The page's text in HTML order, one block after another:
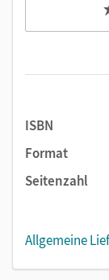
ISBN
Format
Seitenzahl
Allgemeine